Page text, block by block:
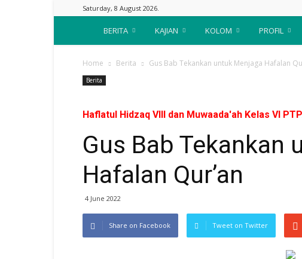
Saturday, 8 August 2026.
Suara
Nahdliyin
BERITA KAJIAN KOLOM PROFIL
Home Berita Gus Bab Tekankan untuk Menjaga Hafalan
Berita
Haflatul Hidzaq VIII dan Muwaada'ah Kelas VI
Gus Bab Tekankan
Hafalan Qur’an
4 June 2022
Share on Facebook Tweet on Twitter